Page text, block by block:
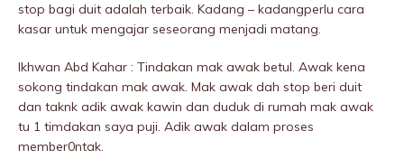
stop bagi duit adalah terbaik. Kadang – kadangperlu cara
kasar untuk mengajar seseorang menjadi matang.
Ikhwan Abd Kahar : Tindakan mak awak betul. Awak kena
sokong tindakan mak awak. Mak awak dah stop beri duit
dan taknk adik awak kawin dan duduk di rumah mak awak
tu 1 timdakan saya puji. Adik awak dalam proses
member0ntak.